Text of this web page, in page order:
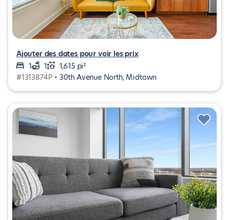
Ajouter des dates pour voir les prix
1
1
1,615 pi²
#1313874P • 30th Avenue North, Midtown